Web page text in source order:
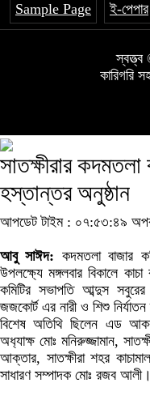
Sample Page ই-পেপার
স্বত্ত্ব
কারিগরি
সাতক্ষীরার কদমতলা
হস্তান্তর অনুষ্ঠান
আপডেট টাইম : ০৭:৫৩:৪৯
আবু সাঈদ: কদমতলা বাজার
উপলক্ষ্যে মঙ্গলবার বিকালে
কমিটির সভাপতি আব্দুস সবুরের
জজকোর্ট এর নারী ও শিশু
বিশেষ অতিথি ছিলেন এড
অধ‍্যাক্ষ মোঃ মনিরুজ্জামান,
আক্তার, সাতক্ষীরা শহর
সাধারণ সম্পাদক মোঃ রজব আলী।